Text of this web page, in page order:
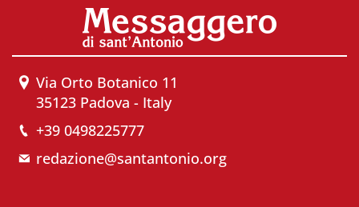
Via Orto Botanico 11
35123 Padova - Italy
+39 0498225777
redazione@santantonio.org